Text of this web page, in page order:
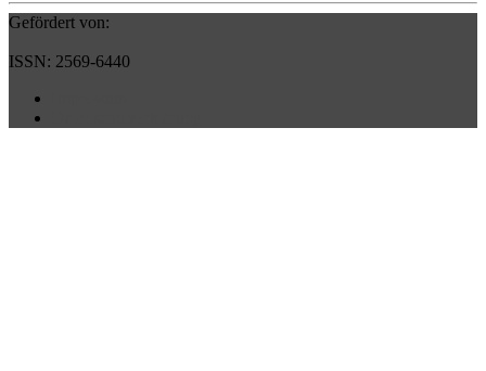
Gefördert von:
ISSN: 2569-6440